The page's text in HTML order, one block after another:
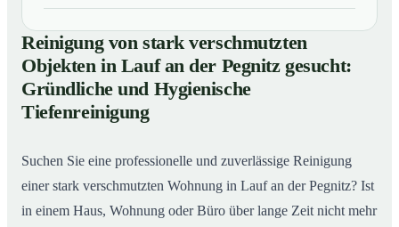
01Reinigung von stark verschmutzten Objekten in Lauf
an der Pegnitz gesucht: Gründliche und Hygienische
Tiefenreinigung
02So reinigen unsere Profis stark verschmutzte
Wohnungen in Lauf an der Pegnitz
Reinigung von stark verschmutzten
Objekten in Lauf an der Pegnitz gesucht:
Gründliche und Hygienische
Tiefenreinigung
Suchen Sie eine professionelle und zuverlässige Reinigung
einer stark verschmutzten Wohnung in Lauf an der Pegnitz? Ist
in einem Haus, Wohnung oder Büro über lange Zeit nicht mehr